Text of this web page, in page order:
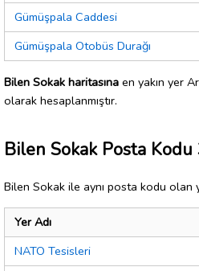
Gümüşpala Caddesi
Gümüşpala Otobüs Durağı
Bilen Sokak haritasına en yakın yer
olarak hesaplanmıştır.
Bilen Sokak Posta
Bilen Sokak ile aynı posta kodu olan
Yer Adı
NATO Tesisleri